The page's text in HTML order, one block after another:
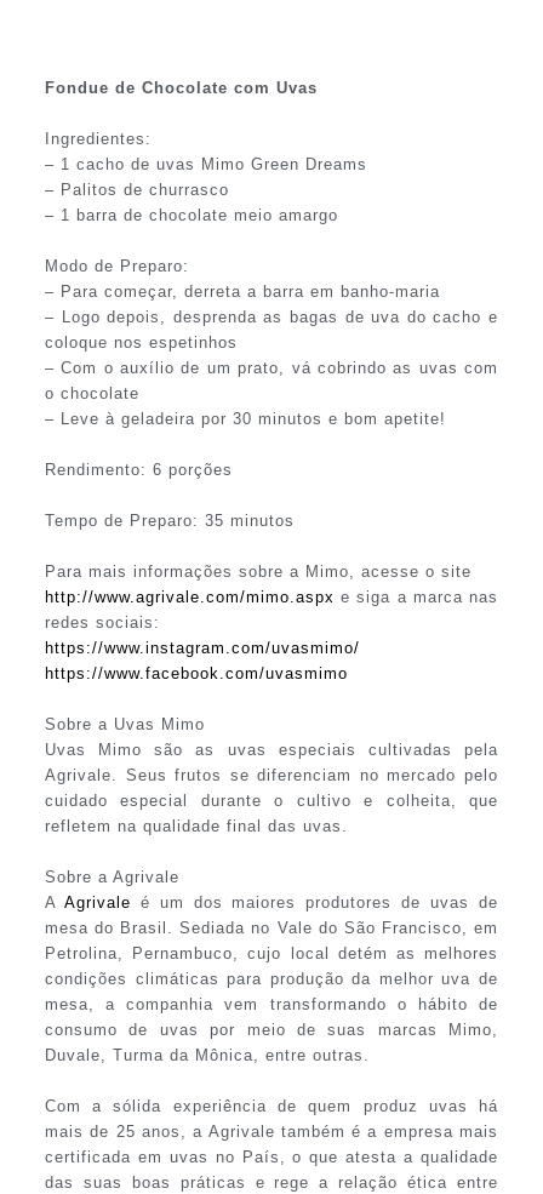
Fondue de Chocolate com Uvas
Ingredientes:
– 1 cacho de uvas Mimo Green Dreams
– Palitos de churrasco
– 1 barra de chocolate meio amargo
Modo de Preparo:
– Para começar, derreta a barra em banho-maria
– Logo depois, desprenda as bagas de uva do cacho e
coloque nos espetinhos
– Com o auxílio de um prato, vá cobrindo as uvas com
o chocolate
– Leve à geladeira por 30 minutos e bom apetite!
Rendimento: 6 porções
Tempo de Preparo: 35 minutos
Para mais informações sobre a Mimo, acesse o site
http://www.agrivale.com/mimo.aspx e siga a marca nas
redes sociais:
https://www.instagram.com/uvasmimo/
https://www.facebook.com/uvasmimo
Sobre a Uvas Mimo
Uvas Mimo são as uvas especiais cultivadas pela
Agrivale. Seus frutos se diferenciam no mercado pelo
cuidado especial durante o cultivo e colheita, que
refletem na qualidade final das uvas.
Sobre a Agrivale
A Agrivale é um dos maiores produtores de uvas de
mesa do Brasil. Sediada no Vale do São Francisco, em
Petrolina, Pernambuco, cujo local detém as melhores
condições climáticas para produção da melhor uva de
mesa, a companhia vem transformando o hábito de
consumo de uvas por meio de suas marcas Mimo,
Duvale, Turma da Mônica, entre outras.
Com a sólida experiência de quem produz uvas há
mais de 25 anos, a Agrivale também é a empresa mais
certificada em uvas no País, o que atesta a qualidade
das suas boas práticas e rege a relação ética entre